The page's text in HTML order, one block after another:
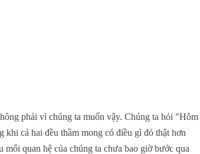
phải vì chúng ta muốn vậy. Chúng ta hỏi "Hôm
cả hai đều thầm mong có điều gì đó thật hơn
quan hệ của chúng ta chưa bao giờ bước qua